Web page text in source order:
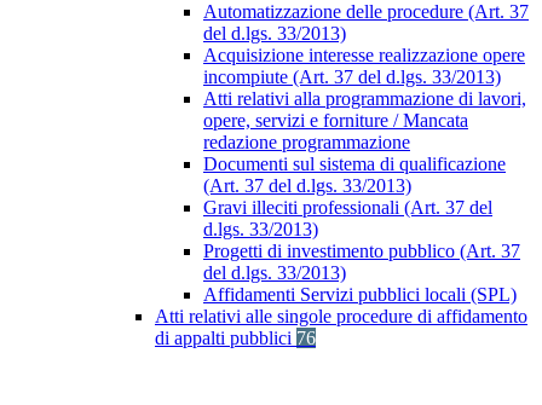
Automatizzazione delle procedure (Art. 37
del d.lgs. 33/2013)
Acquisizione interesse realizzazione opere
incompiute (Art. 37 del d.lgs. 33/2013)
Atti relativi alla programmazione di lavori,
opere, servizi e forniture / Mancata
redazione programmazione
Documenti sul sistema di qualificazione
(Art. 37 del d.lgs. 33/2013)
Gravi illeciti professionali (Art. 37 del
d.lgs. 33/2013)
Progetti di investimento pubblico (Art. 37
del d.lgs. 33/2013)
Affidamenti Servizi pubblici locali (SPL)
Atti relativi alle singole procedure di affidamento
di appalti pubblici 76